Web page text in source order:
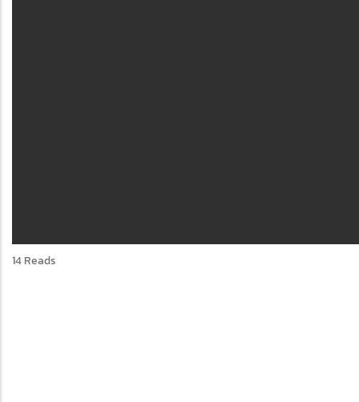
14 Reads